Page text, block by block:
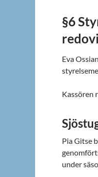
§6
Eva
Kassören
Pia Gitse
under